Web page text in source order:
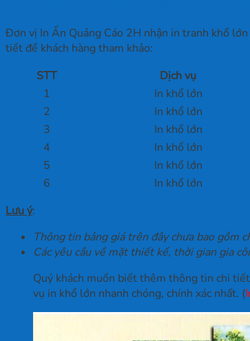
Đơn vị In Ấn Quảng Cáo 2H nhận in tranh khổ
tiết để khách hàng tham khảo:
STT
Dịch vụ
1
In khổ lớn
2
In khổ lớn
3
In khổ lớn
4
In khổ lớn
5
In khổ lớn
6
In khổ lớn
Lưu ý:
Thông tin bảng giá trên đây chưa bao gồm
Các yêu cầu về mặt thiết kế, thời gian gia
Quý khách muốn biết thêm thông tin chi
vụ in khổ lớn nhanh chóng, chính xác nhất. (